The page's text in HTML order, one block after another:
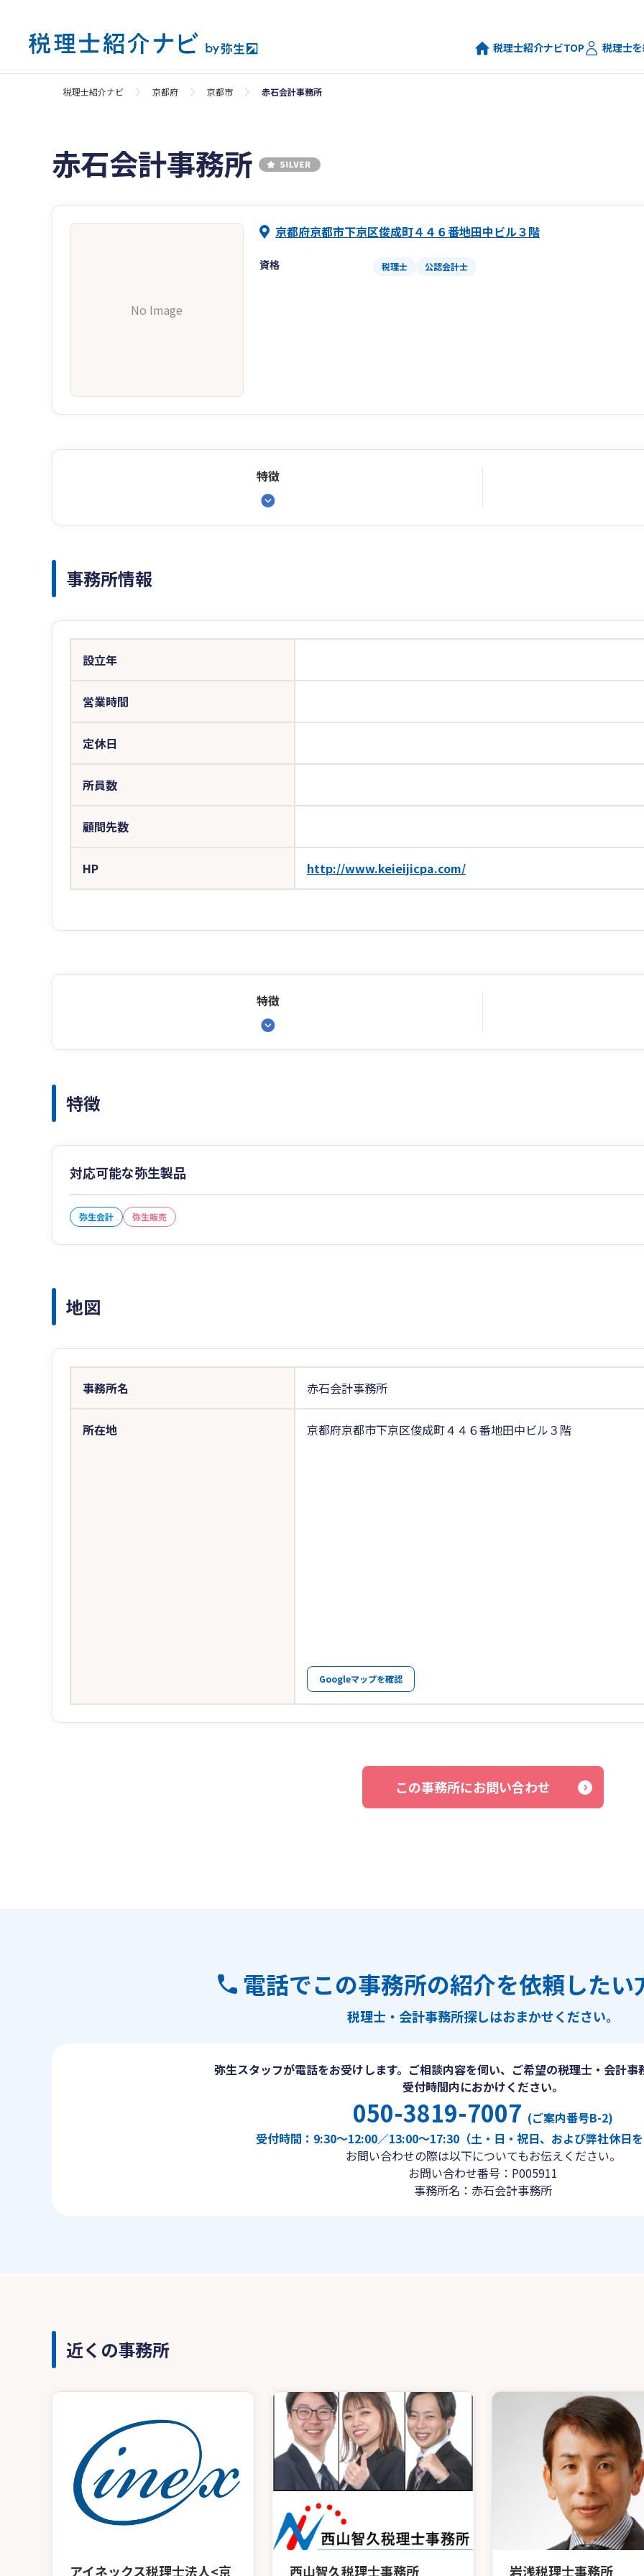
税理士紹介ナビTOP 税理士
税理士紹介ナビ 京都府 京都市 赤石会計事務所
赤石会計事務所
No Image
京都府京都市下京区俊成町４４６番地田中ビル３階
資格 税理士 公認会計士
特徴
事務所情報
設立年
営業時間
定休日
所員数
顧問先数
HP http://www.keieijicpa.com/
特徴
特徴
対応可能な弥生製品
弥生会計 弥生販売
地図
事務所名 赤石会計事務所
所在地 京都府京都市下京区俊成町４４６番地田中ビル３階
Googleマップを確認
この事務所にお問い合わせ
電話でこの事務所の紹介を依頼したい
税理士・会計事務所探しはおまかせください。
弥生スタッフが電話をお受けします。ご相談内容を伺い、ご希望の税理士・会計事
受付時間内におかけください。
050-3819-7007 (ご案内番号B-2)
受付時間：9:30〜12:00／13:00〜17:30（土・日・祝日、および弊社休日
お問い合わせの際は以下についてもお伝えください。
お問い合わせ番号：P005911
事務所名：赤石会計事務所
近くの事務所
アイネックス税理士法人<京 西山智久税理士事務所 岩浅税理士事務所